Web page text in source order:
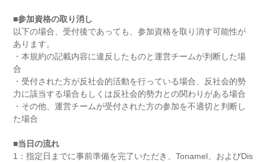
■参加資格の取り消し
以下の場合、受付後であっても、参加資格を取り消す可能性が
あります。
・本規約の記載内容に違反したものと運営チームが判断した場
合
・受付された方が反社会的活動を行っている場合、反社会的勢
力に該当する場合もしくは反社会的勢力との関わりがある場合
・その他、運営チームが受付された方の参加を不適切と判断し
た場合
■当日の流れ
1：指定日までに事前準備を完了いただき、Tonamel、およびDis